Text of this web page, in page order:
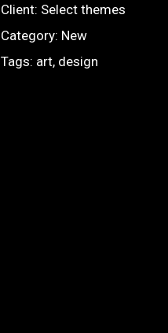
Client: Select themes
Category: New
Tags: art, design